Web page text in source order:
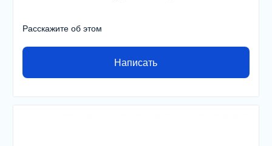
Расскажите об этом
Написать